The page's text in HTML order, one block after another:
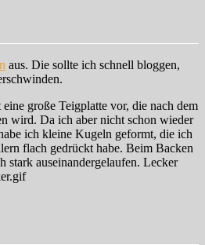
aus. Die sollte ich schnell bloggen,
große Teigplatte vor, die nach dem
wird. Da ich aber nicht schon wieder
ich kleine Kugeln geformt, die ich
flach gedrückt habe. Beim Backen
stark auseinandergelaufen. Lecker